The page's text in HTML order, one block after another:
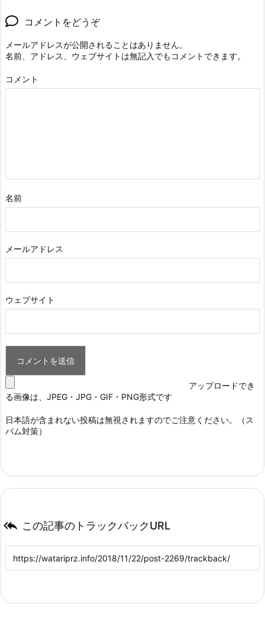
コメントをどうぞ
メールアドレスが公開されることはありません。
名前、アドレス、ウェブサイトは無記入でもコメントできます。
コメント
名前
メールアドレス
ウェブサイト
アップロードでき
る画像は、JPEG・JPG・GIF・PNG形式です
日本語が含まれない投稿は無視されますのでご注意ください。（ス
パム対策）
 この記事のトラックバックURL